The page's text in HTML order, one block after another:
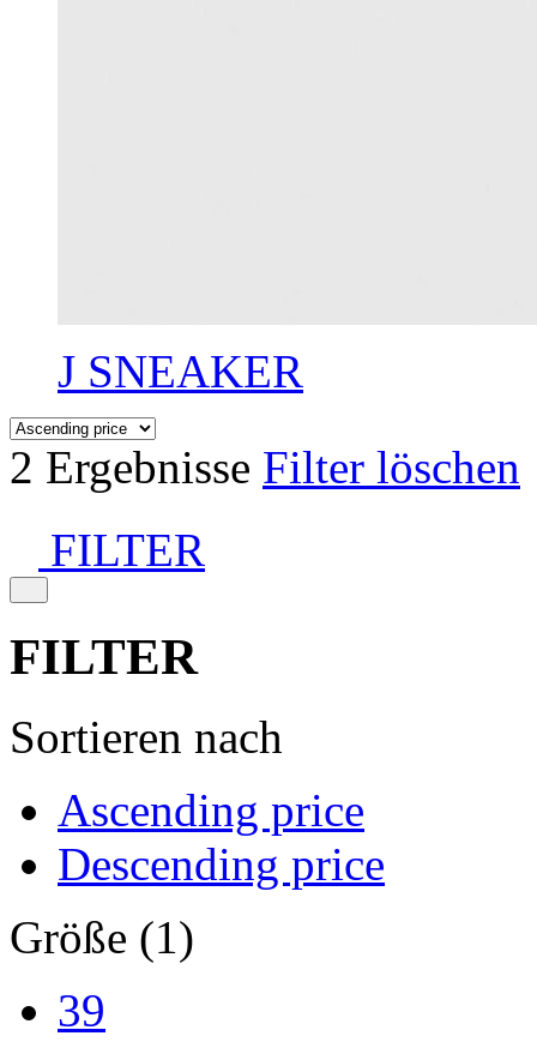
J SNEAKER
2 Ergebnisse Filter löschen
FILTER
FILTER
Sortieren nach
Ascending price
Descending price
Größe (1)
39